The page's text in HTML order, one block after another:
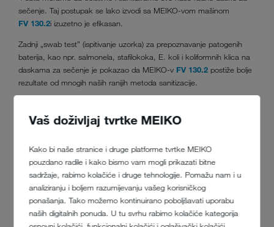
Vaš doživljaj tvrtke MEIKO
Kako bi naše stranice i druge platforme tvrtke MEIKO
pouzdano radile i kako bismo vam mogli prikazati bitne
sadržaje, rabimo kolačiće i druge tehnologije. Pomažu nam i u
analiziranju i boljem razumijevanju vašeg korisničkog
ponašanja. Tako možemo kontinuirano poboljšavati uporabu
naših digitalnih ponuda. U tu svrhu rabimo kolačiće kategorija
sečenje. Taj postupak se lako izvodi sa MEIKO-vom mašinom
FV 130.2i izuzetno je efikasan.
Zadnji „swab test” (ispitivanje uzorka) za prepoznavanje patogenih
baterija, kao npr. salmonela, stafilokoka, E. koli i koliformnih klica na
daskama za sečenje je pokazao da MEIKO-v FV 130.2 postiže bolje
rezultate od mnogih naših ranijih metoda sanitizacije.
mesta ko može da nam pomogne ako ima tehničkih problema ili ako
je mašinu potrebno kalibrisati. MEIKO-vi ljudi se istinski zalažu za